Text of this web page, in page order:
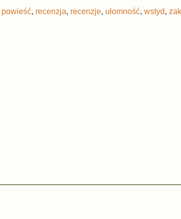
powieść, recenzja, recenzje, ułomność, wstyd,